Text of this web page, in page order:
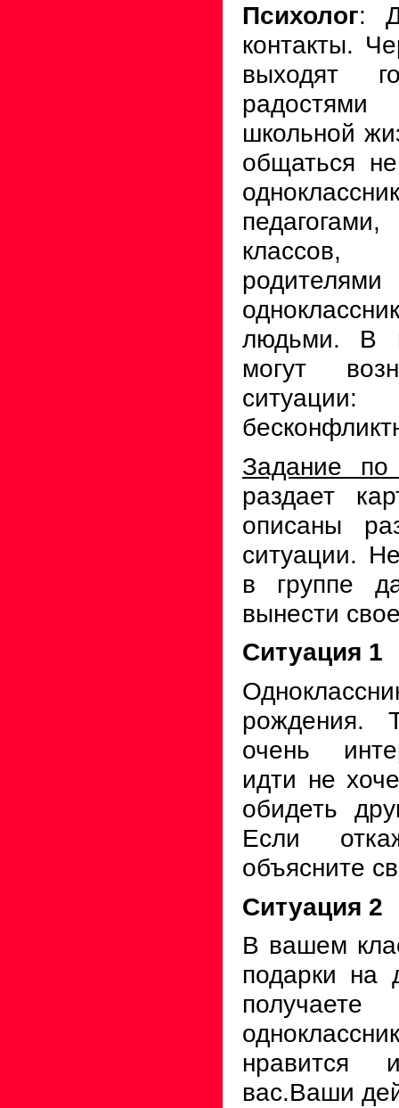
Психолог:
контакты.
выходят
школьной
общаться
людьми. В
могут
Задание по
раздает
описаны
ситуации.
в группе
вынести
Ситуация 1
рождения.
очень
идти не
обидеть
Если
объясните
Ситуация 2
В вашем
подарки на
нравится
вас.Ваши